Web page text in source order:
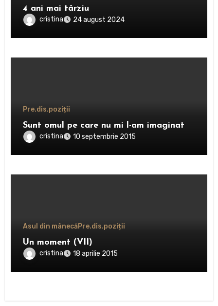
4 ani mai târziu
cristina 24 august 2024
Pre.dis.poziții
Sunt omul pe care nu mi l-am imaginat
cristina 10 septembrie 2015
Asul din mânecă Pre.dis.poziții
Un moment (VII)
cristina 18 aprilie 2015